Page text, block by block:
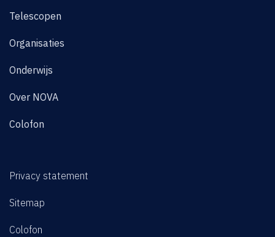
Telescopen
Organisaties
Onderwijs
Over NOVA
Colofon
Privacy statement
Sitemap
Colofon